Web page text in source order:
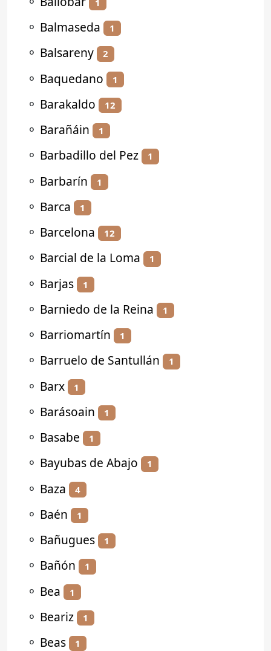
⚬ Balmaseda 1
⚬ Balsareny 2
⚬ Baquedano 1
⚬ Barakaldo 12
⚬ Barañáin 1
⚬ Barbadillo del Pez 1
⚬ Barbarín 1
⚬ Barca 1
⚬ Barcelona 12
⚬ Barcial de la Loma 1
⚬ Barjas 1
⚬ Barniedo de la Reina 1
⚬ Barriomartín 1
⚬ Barruelo de Santullán 1
⚬ Barx 1
⚬ Barásoain 1
⚬ Basabe 1
⚬ Bayubas de Abajo 1
⚬ Baza 4
⚬ Baén 1
⚬ Bañugues 1
⚬ Bañón 1
⚬ Bea 1
⚬ Beariz 1
⚬ Beas 1